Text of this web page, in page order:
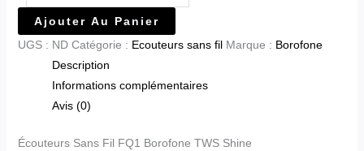
Ajouter Au Panier
UGS : ND Catégorie : Ecouteurs sans fil Marque : Borofone
Description
Informations complémentaires
Avis (0)
Écouteurs Sans Fil FQ1 Borofone TWS Shine